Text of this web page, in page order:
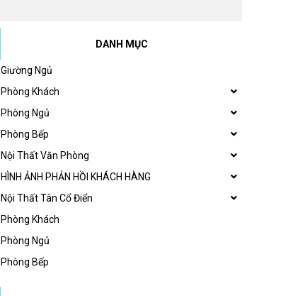
(***XẢ KHO) TỦ RƯỢU KIÊM
VÁCH NGĂN TR604; C2mx1m5 -
Trắng Đen; Có Ô Rượu
5.140.000
DANH MỤC
Giường Ngủ
Phòng Khách
Phòng Ngủ
Phòng Bếp
Nội Thất Văn Phòng
HÌNH ẢNH PHẢN HỒI KHÁCH HÀNG
Nội Thất Tân Cổ Điển
Phòng Khách
Phòng Ngủ
Phòng Bếp